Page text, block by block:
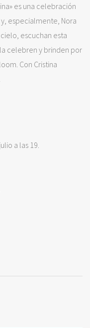
es una celebración
especialmente, Nora
escuchan esta
celebren y brinden por
Con Cristina
a las 19.